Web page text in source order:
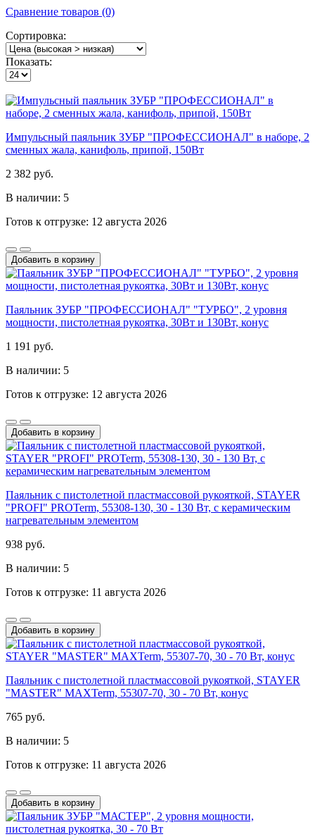
Сравнение товаров (0)
Сортировка:
Показать:
Импульсный паяльник ЗУБР "ПРОФЕССИОНАЛ" в наборе, 2
сменных жала, канифоль, припой, 150Вт
2 382 руб.
В наличии: 5
Готов к отгрузке: 12 августа 2026
Добавить в корзину
Паяльник ЗУБР "ПРОФЕССИОНАЛ" "ТУРБО", 2 уровня
мощности, пистолетная рукоятка, 30Вт и 130Вт, конус
1 191 руб.
В наличии: 5
Готов к отгрузке: 12 августа 2026
Добавить в корзину
Паяльник с пистолетной пластмассовой рукояткой, STAYER
"PROFI" PROTerm, 55308-130, 30 - 130 Вт, с керамическим
нагревательным элементом
938 руб.
В наличии: 5
Готов к отгрузке: 11 августа 2026
Добавить в корзину
Паяльник с пистолетной пластмассовой рукояткой, STAYER
"MASTER" MAXTerm, 55307-70, 30 - 70 Вт, конус
765 руб.
В наличии: 5
Готов к отгрузке: 11 августа 2026
Добавить в корзину